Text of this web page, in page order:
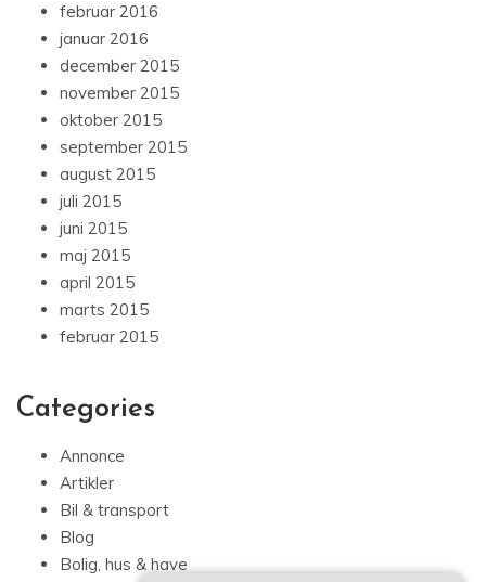
februar 2016
januar 2016
december 2015
november 2015
oktober 2015
september 2015
august 2015
juli 2015
juni 2015
maj 2015
april 2015
marts 2015
februar 2015
Categories
Annonce
Artikler
Bil & transport
Blog
Bolig, hus & have